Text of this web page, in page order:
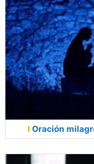
Oración